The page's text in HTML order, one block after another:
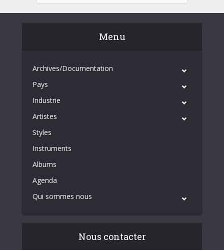
Menu
Archives/Documentation
Pays
Industrie
Artistes
Styles
Instruments
Albums
Agenda
Qui sommes nous
Nous contacter